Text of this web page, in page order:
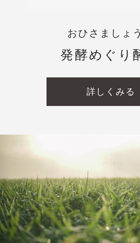
おひさましょ
発酵めぐり
詳しくみる